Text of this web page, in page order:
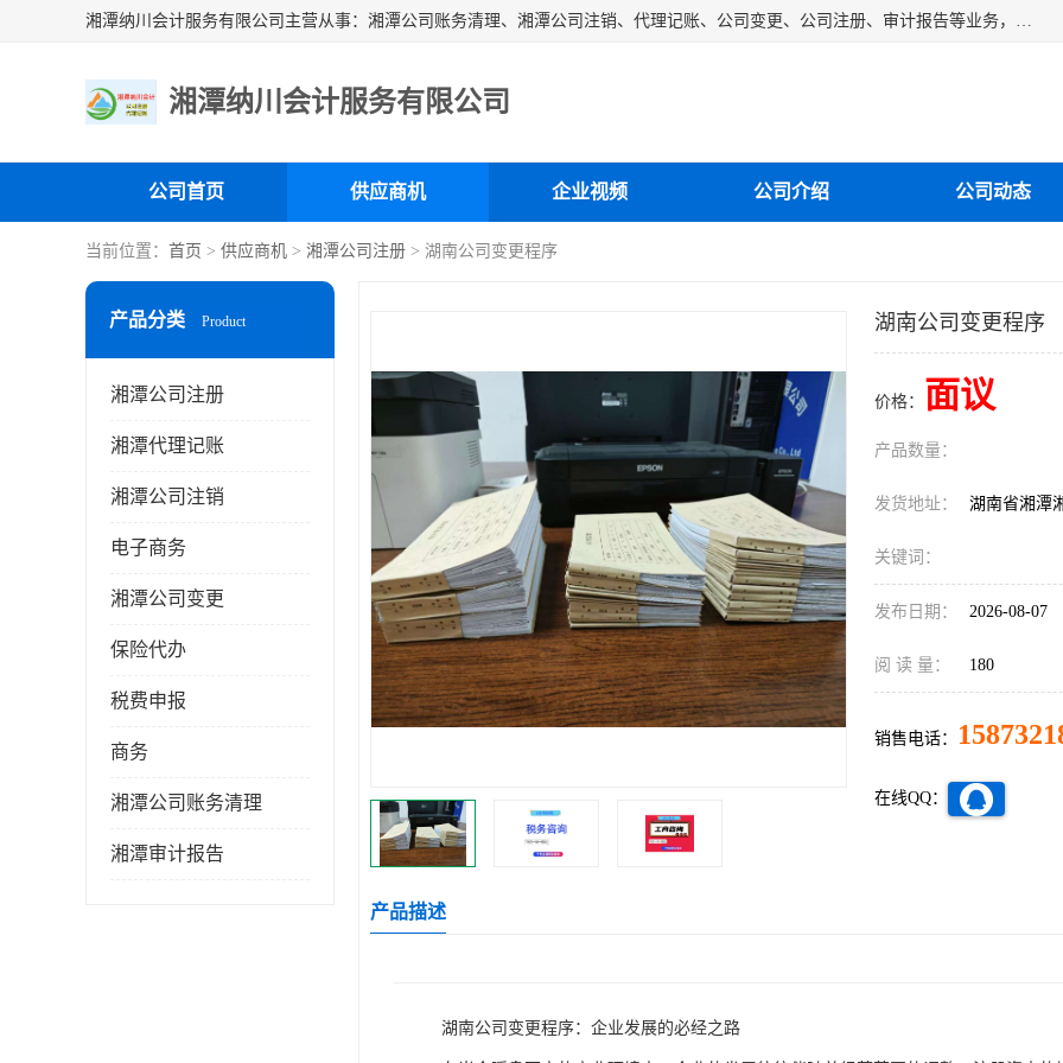
湘潭纳川会计服务有限公司主营从事：湘潭公司账务清理、湘潭公司注销、代理记账、公司变更、公司注册、审计报告等业务，公司设立有专门的代理注册部门，现有工商代办专员，部门经理从事工商代办多年，对各地区公司注册、公司变更、进出口业务等流程以及各行业公司注册、变更所需注意的细节都非常熟悉。
湘潭纳川会计服务有限公司
公司首页 供应商机 企业视频 公司介绍 公司动态
当前位置： 首页 > 供应商机 > 湘潭公司注册 > 湖南公司变更程序
产品分类 Product
湘潭公司注册
湘潭代理记账
湘潭公司注销
电子商务
湘潭公司变更
保险代办
税费申报
商务
湘潭公司账务清理
湘潭审计报告
湖南公司变更程序
价格： 面议
产品数量：
发货地址： 湖南省湘潭
关键词：
发布日期： 2026-08-07
阅 读 量： 180
销售电话：
在线QQ：
产品描述
湖南公司变更程序：企业发展的必经之路